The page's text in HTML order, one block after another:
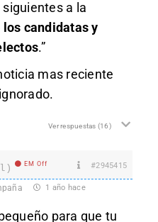
a la
candidatas y
.”
mas reciente
Ver respuestas (16)
EM Off #2945415
1 año hace
para que tu